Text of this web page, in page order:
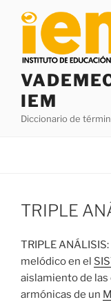
contenido
IEM
Diccionario de
TRIPLE
TRIPLE
melódico en el
aislamiento de
armónicas de un